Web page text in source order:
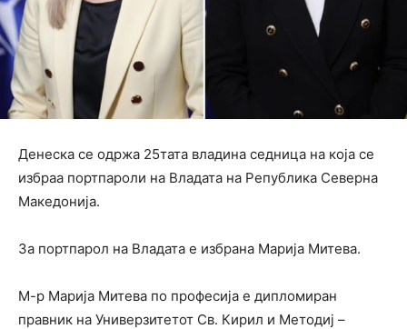
Денеска се одржа 25тата владина седница на која се
избраа портпароли на Владата на Република Северна
Македонија.
За портпарол на Владата е избрана Марија Митева.
М-р Марија Митева по професија е дипломиран
правник на Универзитетот Св. Кирил и Методиј –